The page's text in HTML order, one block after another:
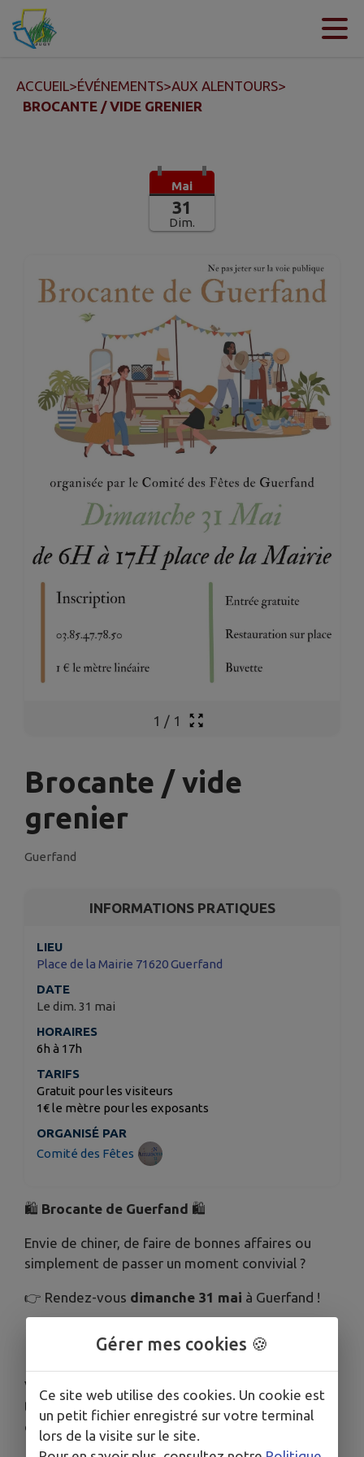
Contenu
ACCUEIL>ÉVÉNEMENTS>AUX ALENTOURS>
BROCANTE / VIDE GRENIER
Mai
31
Dim.
1 / 1
Brocante / vide
grenier
Guerfand
INFORMATIONS PRATIQUES
LIEU
Place de la Mairie 71620 Guerfand
DATE
Le dim. 31 mai
HORAIRES
6h à 17h
TARIFS
Gratuit pour les visiteurs
1€ le mètre pour les exposants
ORGANISÉ PAR
Comité des Fêtes
🛍️ Brocante de Guerfand 🛍️
Envie de chiner, de faire de bonnes affaires ou
simplement de passer un moment convivial ?
👉 Rendez-vous dimanche 31 mai à Guerfand !
6h à 17h
Venez flâner entre les stands, dénicher des
trésors oubliés et profiter d’une ambiance
chaleureuse au cœur du village 🌿
Gérer mes cookies 🍪
Ce site web utilise des cookies. Un cookie est
un petit fichier enregistré sur votre terminal
lors de la visite sur le site.